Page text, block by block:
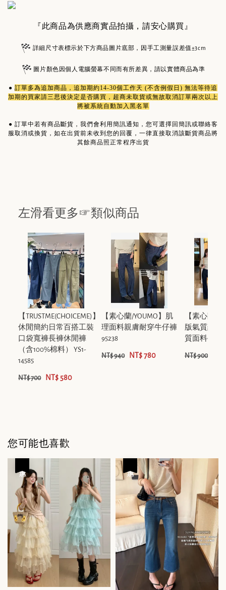
『此商品為供應商實品拍攝，請安心購買』
詳細尺寸表標示於下方商品圖片底部，因手工測量誤差值±3cm
圖片顏色因個人電腦螢幕不同而有所差異，請以實體商品為準
● 訂單多為追加商品 ，追加期約14-30個工作天 (不含例假日) 無法等待追
加期的買家請三思後決定是否購買，超商未取貨或無故取消訂單兩次以上
將被系統自動加入黑名單
● 訂單中若有商品斷貨，我們會利用簡訊通知，您可選擇回簡訊或聯絡客
服取消或換貨，如在出貨前未收到您的回覆，一律直接取消該斷貨商品將
其餘商品照正常程序出貨
左滑看更多☞類似商品
【TRUSTME(CHOICEME)】
休閒簡約日常百搭工裝
口袋寬褲長褲休閒褲
（含100%棉料） YS1-
14585
NT$ 700 NT$ 580
【素心蘭/YOUMO】肌
理面料親膚耐穿牛仔褲
95238
NT$ 940 NT$ 780
【素心蘭/
版氣質顯瘦
質面料牛仔
NT$ 900
您可能也喜歡